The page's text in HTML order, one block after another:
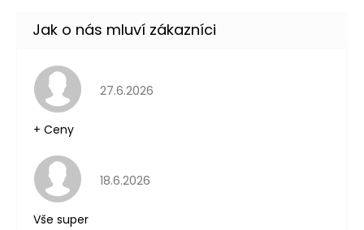
Hodnocení obchodu je 5 z 5 hvězdiček.
27.6.2026
+ Ceny
Hodnocení obchodu je 5 z 5 hvězdiček.
18.6.2026
Vše super
Původně: